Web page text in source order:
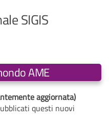
SIGIS
AME
aggiornata)
questi nuovi